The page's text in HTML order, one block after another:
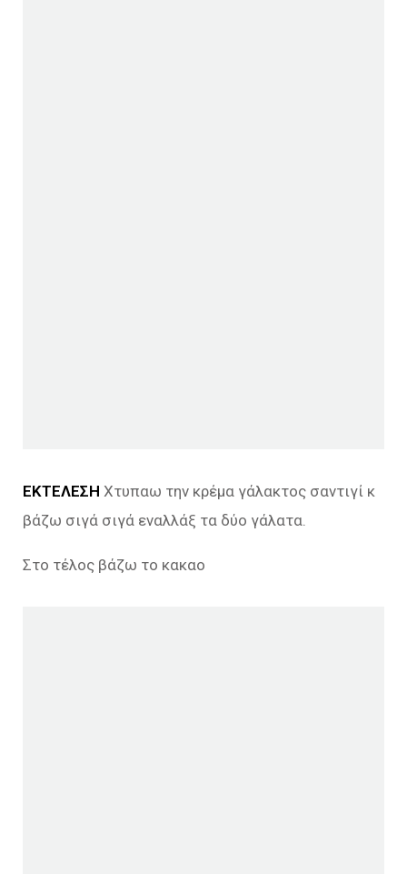
ΕΚΤΕΛΕΣΗ Χτυπαω την κρέμα γάλακτος σαντιγί κ
βάζω σιγά σιγά εναλλάξ τα δύο γάλατα.
Στο τέλος βάζω το κακαο